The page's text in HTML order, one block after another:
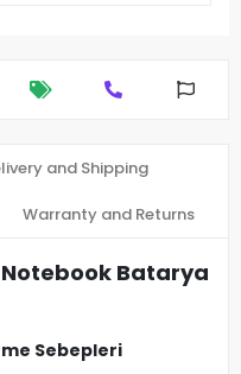
and Shipping
Warranty and Returns
Notebook Batarya
Sebepleri